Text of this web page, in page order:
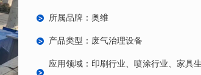
所属品牌：奥维
产品类型：废气治理设备
应用领域：印刷行业、喷涂行业、家具